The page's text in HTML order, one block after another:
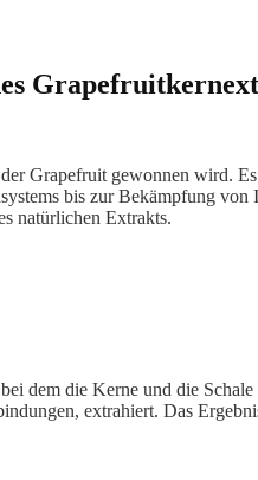
Grapefruit gewonnen wird.
bis zur Bekämpfung
natürlichen Extrakts.
dem die Kerne und die
extrahiert. Das